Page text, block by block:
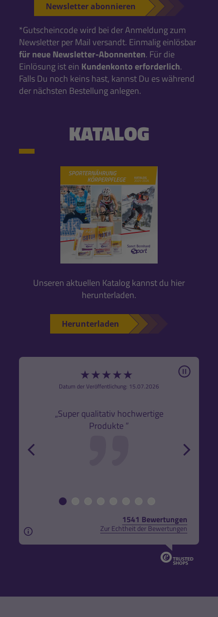
Newsletter abonnieren
*Gutscheincode wird bei der Anmeldung zum
Newsletter per Mail versandt. Einmalig einlösbar
für neue Newsletter-Abonnenten. Für die
Einlösung ist ein Kundenkonto erforderlich.
Falls Du noch keins hast, kannst Du es während
der nächsten Bestellung anlegen.
KATALOG
Unseren aktuellen Katalog kannst du hier
herunterladen.
Herunterladen
★★★★★
Datum der Veröffentlichung: 15.07.2026
„Super qualitativ hochwertige
Produkte ”
Pause
1541 Bewertungen
Zur Echtheit der Bewertungen
Aus rechtlichen Gründen weisen wir darauf hin,